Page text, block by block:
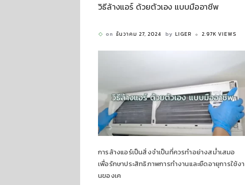
วิธีล้างแอร์ ด้วยตัวเอง แบบมืออาชีพ
on ธันวาคม 27, 2024 by LIGER 2.97K VIEWS
การล้างแอร์เป็นสิ่งจำเป็นที่ควรทำอย่างสม่ำเสมอ
เพื่อรักษาประสิทธิภาพการทำงานและยืดอายุการใช้งา
นของเค